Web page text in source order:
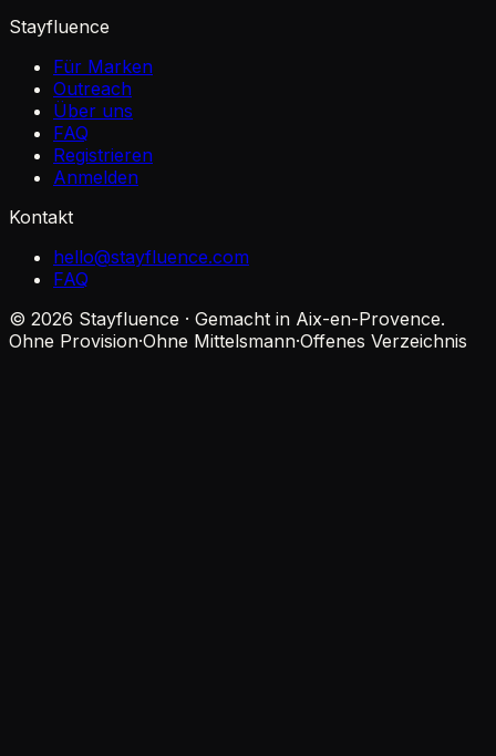
Stayfluence
Für Marken
Outreach
Über uns
FAQ
Registrieren
Anmelden
Kontakt
hello@stayfluence.com
FAQ
© 2026 Stayfluence · Gemacht in Aix-en-Provence.
Ohne Provision·Ohne Mittelsmann·Offenes Verzeichnis